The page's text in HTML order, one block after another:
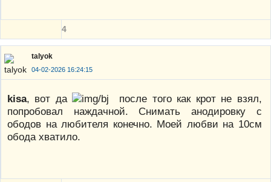
4
talyok
04-02-2026 16:24:15
kisa, вот да
после того как крот не взял,
попробовал наждачной. Снимать анодировку с
ободов на любителя конечно. Моей любви на 10см
обода хватило.